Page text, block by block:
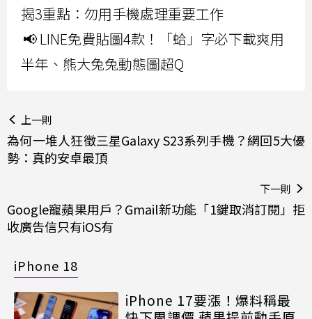
揭3重點：勿用手機處理重要工作
📢 LINE免費貼圖4款！「蛤」字必下載爽用
半年、熊大兔兔動態圖超Q
上一則
為何一堆人狂徵三星Galaxy S23系列手機？網回5大優
勢：真的安卓最頂
下一則
Google寵蘋果用戶？Gmail新功能「1鍵取消訂閱」拒
收廣告信只有iOS有
iPhone 18
iPhone 17要漲！爆料稱最